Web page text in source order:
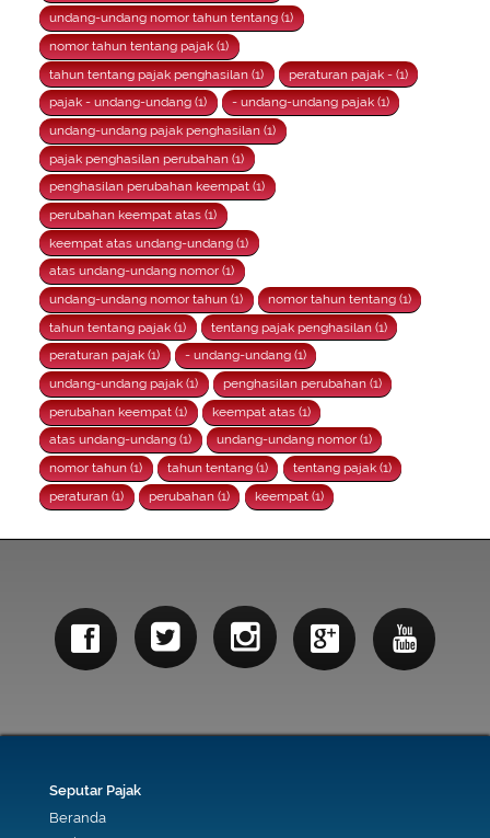
undang-undang nomor tahun tentang (1)
nomor tahun tentang pajak (1)
tahun tentang pajak penghasilan (1)
peraturan pajak - (1)
pajak - undang-undang (1)
- undang-undang pajak (1)
undang-undang pajak penghasilan (1)
pajak penghasilan perubahan (1)
penghasilan perubahan keempat (1)
perubahan keempat atas (1)
keempat atas undang-undang (1)
atas undang-undang nomor (1)
undang-undang nomor tahun (1)
nomor tahun tentang (1)
tahun tentang pajak (1)
tentang pajak penghasilan (1)
peraturan pajak (1)
- undang-undang (1)
undang-undang pajak (1)
penghasilan perubahan (1)
perubahan keempat (1)
keempat atas (1)
atas undang-undang (1)
undang-undang nomor (1)
nomor tahun (1)
tahun tentang (1)
tentang pajak (1)
peraturan (1)
perubahan (1) keempat (1)
Seputar Pajak
Beranda